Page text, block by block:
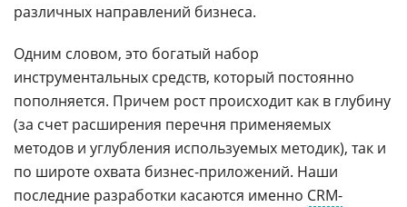
различных направлений бизнеса.
Одним словом, это богатый набор
инструментальных средств, который постоянно
пополняется. Причем рост происходит как в глубину
(за счет расширения перечня применяемых
методов и углубления используемых методик), так и
по широте охвата бизнес-приложений. Наши
последние разработки касаются именно CRM-